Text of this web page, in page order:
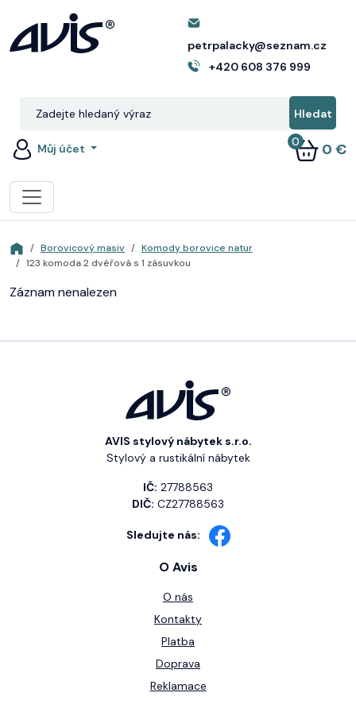
petrpalacky@seznam.cz
+420 608 376 999
Můj účet 0 €
0
Borovicový masiv
Komody borovice natur
123 komoda 2 dvéřová s 1 zásuvkou
Záznam nenalezen
AVIS stylový nábytek s.r.o.
Stylový a rustikální nábytek
IČ: 27788563
DIČ: CZ27788563
Sledujte nás:
O Avis
O nás
Kontakty
Platba
Doprava
Reklamace